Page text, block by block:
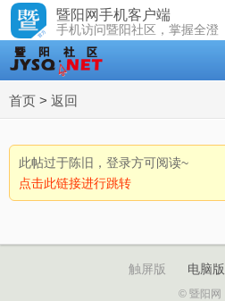
暨阳网手机客户端
手机访问暨阳社区，掌握全澄
首页 > 返回
此帖过于陈旧，登录方可阅读~
点击此链接进行跳转
触屏版 电脑版
© 暨阳网